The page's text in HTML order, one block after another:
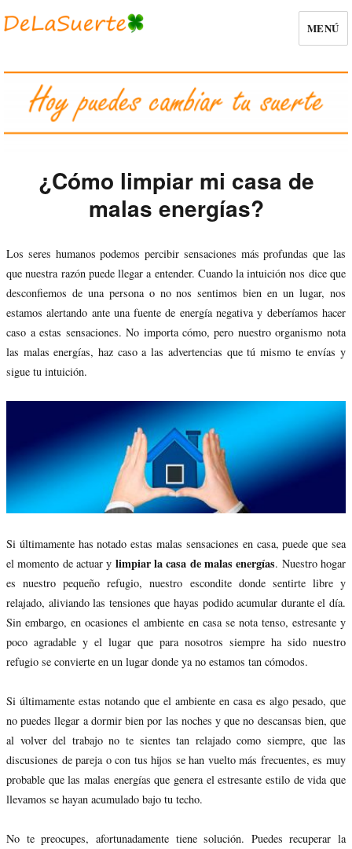
MENÚ
¿Cómo limpiar mi casa de
malas energías?
Los seres humanos podemos percibir sensaciones más profundas que las
que nuestra razón puede llegar a entender. Cuando la intuición nos dice que
desconfiemos de una persona o no nos sentimos bien en un lugar, nos
estamos alertando ante una fuente de energía negativa y deberíamos hacer
caso a estas sensaciones. No importa cómo, pero nuestro organismo nota
las malas energías, haz caso a las advertencias que tú mismo te envías y
sigue tu intuición.
Si últimamente has notado estas malas sensaciones en casa, puede que sea
el momento de actuar y limpiar la casa de malas energías. Nuestro hogar
es nuestro pequeño refugio, nuestro escondite donde sentirte libre y
relajado, aliviando las tensiones que hayas podido acumular durante el día.
Sin embargo, en ocasiones el ambiente en casa se nota tenso, estresante y
poco agradable y el lugar que para nosotros siempre ha sido nuestro
refugio se convierte en un lugar donde ya no estamos tan cómodos.
Si últimamente estas notando que el ambiente en casa es algo pesado, que
no puedes llegar a dormir bien por las noches y que no descansas bien, que
al volver del trabajo no te sientes tan relajado como siempre, que las
discusiones de pareja o con tus hijos se han vuelto más frecuentes, es muy
probable que las malas energías que genera el estresante estilo de vida que
llevamos se hayan acumulado bajo tu techo.
No te preocupes, afortunadamente tiene solución. Puedes recuperar la